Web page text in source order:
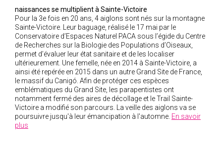
naissances se multiplient à Sainte-Victoire
Pour la 3efois en 20 ans, 4 aiglons sont nés sur la montagne
Sainte-Victoire. Leur baguage, réalisé le 17 mai par le
Conservatoire d’Espaces Naturel PACA sous l’égide du Centre
de Recherches sur la Biologie des Populations d’Oiseaux,
permet d’évaluer leur état sanitaire et de les localiser
ultérieurement. Une femelle, née en 2014 à Sainte-Victoire, a
ainsi été repérée en 2015 dans un autre Grand Site de France,
le massif du Canigó. Afin de protéger ces espèces
emblématiques du Grand Site, les parapentistes ont
notamment fermé des aires de décollage et le Trail Sainte-
Victoire a modifié son parcours. La veille des aiglons va se
poursuivre jusqu'à leur émancipation à l'automne. En savoir
plus